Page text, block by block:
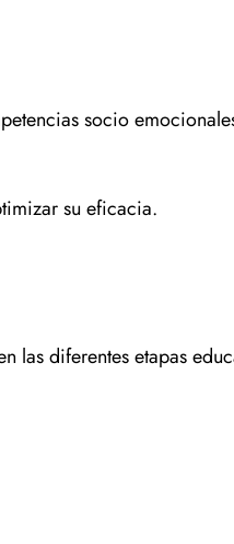
socio
su eficacia.
las diferentes etapas